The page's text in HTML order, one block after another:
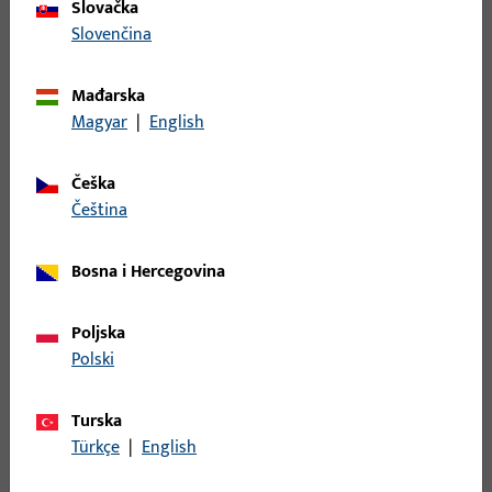
mm, ukupna visina / dubina 18,5 mm, ukupna duljina 79,6 mm
mm, ukupna visina / dubina 18,5 mm, ukupna duljina 79,6 mm
Pokrivna kapa, Materijal profila Holz, PVC, ukupna širina 13,5
Slovačka
Slovenčina
Mađarska
Magyar | English
Češka
čeština
Bosna i Hercegovina
Poljska
Polski
Turska
Türkçe | English